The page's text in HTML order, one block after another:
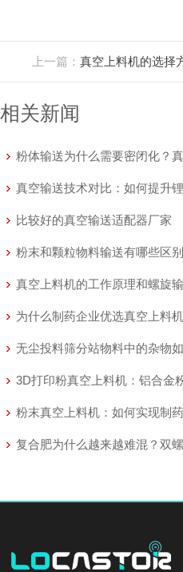
上一篇： 真空上料机的选择
相关新闻
粉体输送为什么需要密闭化？
真空输送技术对比：如何提升
比较好的真空输送适配器厂家
粉末和颗粒物料输送有哪些区
真空上料机的工作原理和螺旋
为什么制药企业优选真空上料
无尘投料筛分站物料中的杂物
3D打印粉真空上料机：铝合金
粉末真空上料机：如何实现制
复合肥为什么越来越难混？双